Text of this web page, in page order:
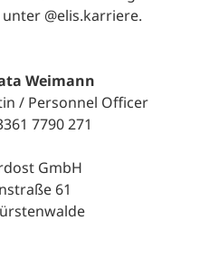
unter @elis.karriere.
Weimann
/ Personnel Officer
7790 271
GmbH
61